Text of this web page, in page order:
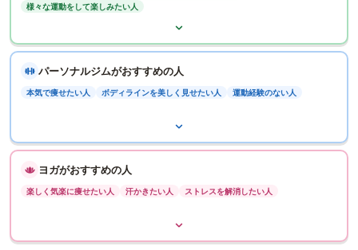
様々な運動をして楽しみたい人
パーソナルジムがおすすめの人
本気で痩せたい人 ボディラインを美しく見せたい人 運動経験のない人
ヨガがおすすめの人
楽しく気楽に痩せたい人 汗かきたい人 ストレスを解消したい人